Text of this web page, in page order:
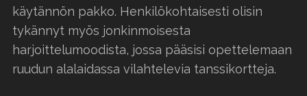
käytännön pakko. Henkilökohtaisesti olisin
tykännyt myös jonkinmoisesta
harjoittelumoodista, jossa pääsisi opettelemaan
ruudun alalaidassa vilahtelevia tanssikortteja.